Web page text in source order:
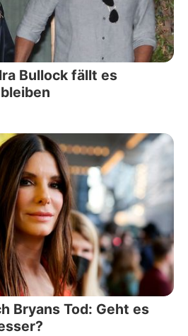
Bullock fällt es
Bryans Tod: Geht es